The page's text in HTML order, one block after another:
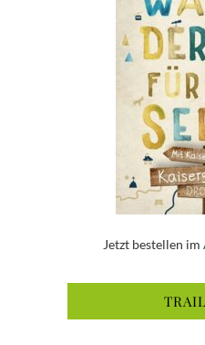
Jetzt bestellen im